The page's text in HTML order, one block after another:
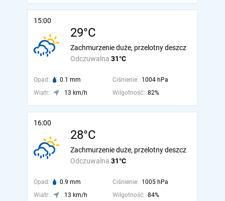
15:00
29°C
Odczuwalna 31°C
Zachmurzenie duże, przelotny deszcz
Opad: 0.1 mm Ciśnienie: 1004 hPa
Wiatr:
13 km/h Wilgotność: 82%
16:00
28°C
Odczuwalna 31°C
Zachmurzenie duże, przelotny deszcz
Opad: 0.9 mm Ciśnienie: 1005 hPa
Wiatr:
13 km/h Wilgotność: 84%